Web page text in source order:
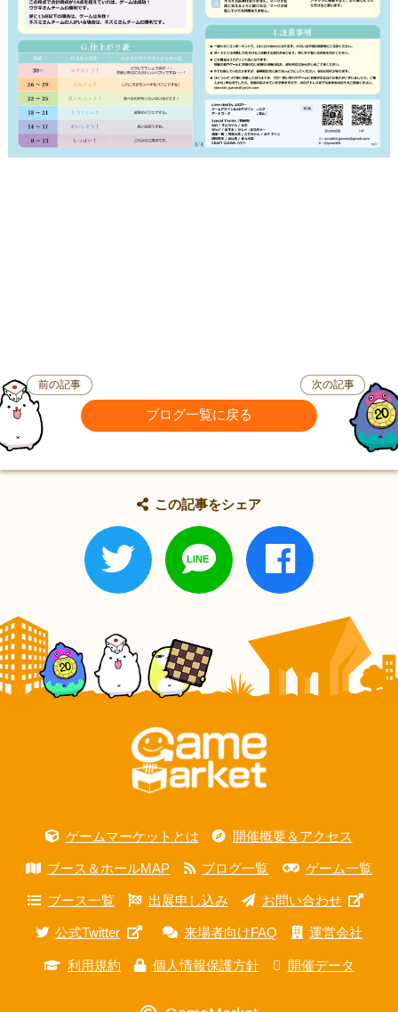
前の記事
ブログ一覧に戻る
次の記事
この記事をシェア
ゲームマーケットとは 開催概要＆アクセス
ブース＆ホールMAP ブログ一覧 ゲーム一覧
ブース一覧 出展申し込み お問い合わせ
公式Twitter 来場者向けFAQ 運営会社
利用規約 個人情報保護方針 開催データ